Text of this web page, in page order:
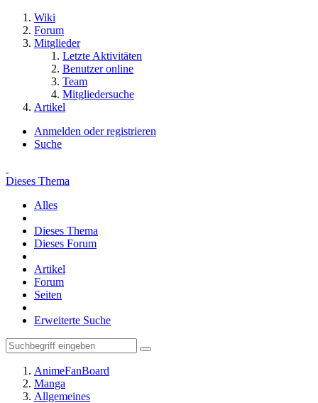
Wiki
Forum
Mitglieder
Letzte Aktivitäten
Benutzer online
Team
Mitgliedersuche
Artikel
Anmelden oder registrieren
Suche
Dieses Thema
Alles
Dieses Thema
Dieses Forum
Artikel
Forum
Seiten
Erweiterte Suche
AnimeFanBoard
Manga
Allgemeines